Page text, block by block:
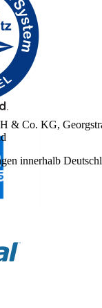
& Co. KG,
innerhalb